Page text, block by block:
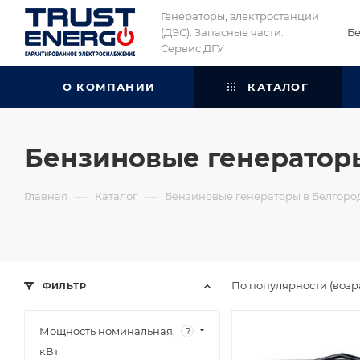
Генераторы, электростанции
(ДЭС). Запасные части.
Сервис ДГУ
О КОМПАНИИ КАТАЛОГ
Бензиновые
Главная — Каталог — Бензиновые генераторы в
По популярности
ФИЛЬТР
Мощность номинальная,
кВт
?